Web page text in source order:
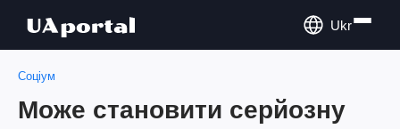
Ukr
Соціум
Може становити серйозну